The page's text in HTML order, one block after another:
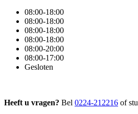
08:00-18:00
08:00-18:00
08:00-18:00
08:00-18:00
08:00-20:00
08:00-17:00
Gesloten
Heeft u vragen? Bel 0224-212216 of